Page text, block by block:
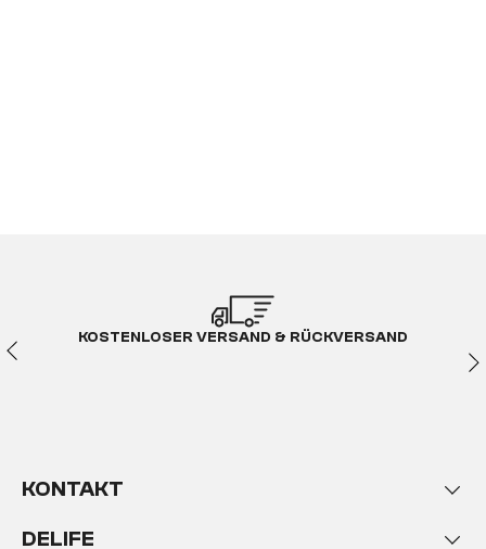
KOSTENLOSER VERSAND & RÜCKVERSAND
KONTAKT
DELIFE